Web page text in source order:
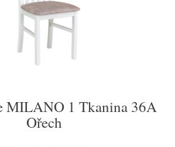
MILANO 1 Tkanina 36A
Ořech